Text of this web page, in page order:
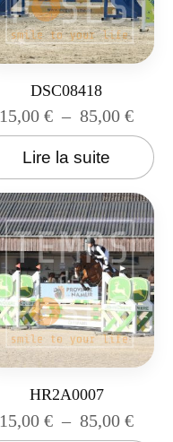
DSC08418
15,00€ – 85,00€
Lire la suite
HR2A0007
15,00€ – 85,00€